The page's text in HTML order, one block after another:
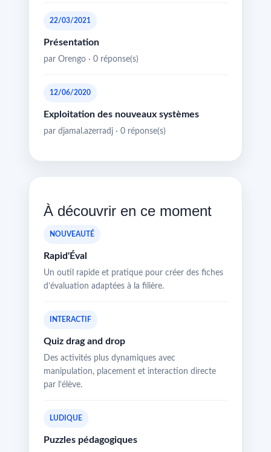
22/03/2021
Présentation
par Orengo · 0 réponse(s)
12/06/2020
Exploitation des nouveaux systèmes
par djamal.azerradj · 0 réponse(s)
À découvrir en ce moment
NOUVEAUTÉ
Rapid'Éval
Un outil rapide et pratique pour créer des fiches
d’évaluation adaptées à la filière.
INTERACTIF
Quiz drag and drop
Des activités plus dynamiques avec
manipulation, placement et interaction directe
par l’élève.
LUDIQUE
Puzzles pédagogiques